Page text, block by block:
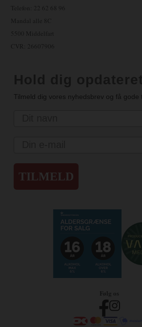
Telefon: 22 62 68 96
Mandal alle 8C
5500 Middelfart
CVR: 26607906
Tilmeld dig vores nyhedsbrev og få gode
TILMELD
Følg os